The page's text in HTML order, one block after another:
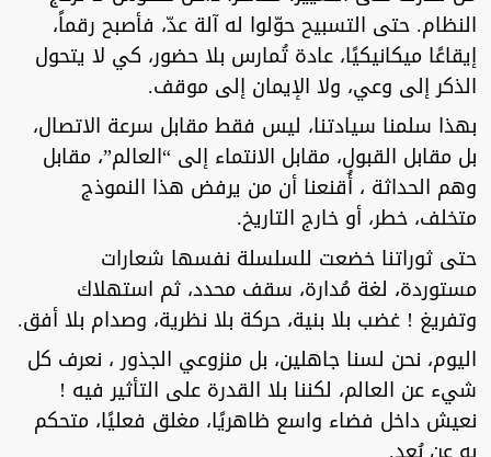
النظام. حتى التسبيح حوّلوا له آلة عدّ، فأصبح رقماً،
إيقاعًا ميكانيكيًا، عادة تُمارس بلا حضور، كي لا يتحول
الذكر إلى وعي، ولا الإيمان إلى موقف.
بهذا سلمنا سيادتنا، ليس فقط مقابل سرعة الاتصال،
بل مقابل القبول، مقابل الانتماء إلى “العالم”، مقابل
وهم الحداثة ، أُقنعنا أن من يرفض هذا النموذج
متخلف، خطر، أو خارج التاريخ.
حتى ثوراتنا خضعت للسلسلة نفسها شعارات
مستوردة، لغة مُدارة، سقف محدد، ثم استهلاك
وتفريغ ! غضب بلا بنية، حركة بلا نظرية، وصدام بلا أفق.
اليوم، نحن لسنا جاهلين، بل منزوعي الجذور ، نعرف كل
شيء عن العالم، لكننا بلا القدرة على التأثير فيه !
نعيش داخل فضاء واسع ظاهريًا، مغلق فعليًا، متحكم